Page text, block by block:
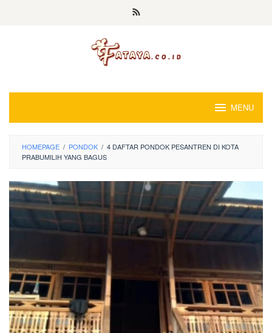
MENU
HOMEPAGE / PONDOK / 4 DAFTAR PONDOK PESANTREN DI KOTA
PRABUMILIH YANG BAGUS